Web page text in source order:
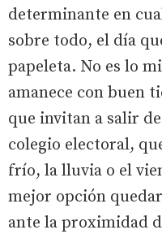
determinante en
sobre todo, el día
papeleta. No es lo
amanece con buen
que invitan a salir
colegio electoral,
frío, la lluvia o el
mejor opción
ante la proximidad